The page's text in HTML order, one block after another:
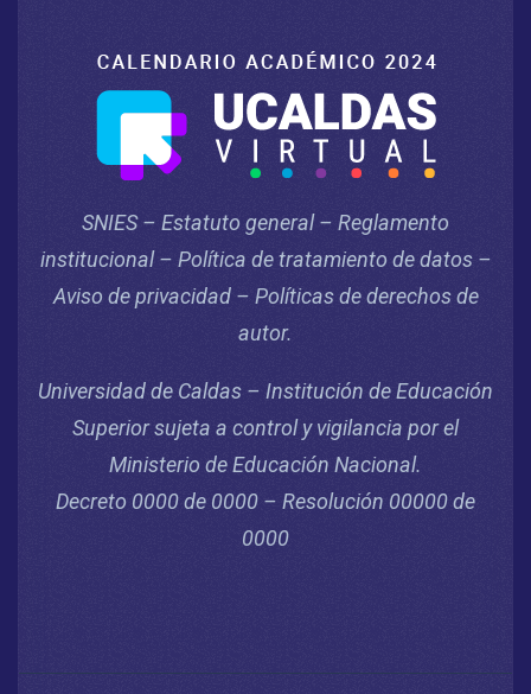
SNIES – Estatuto general – Reglamento
institucional – Política de tratamiento de datos –
Aviso de privacidad – Políticas de derechos de
autor.
Universidad de Caldas – Institución de Educación
Superior sujeta a control y vigilancia por el
Ministerio de Educación Nacional.
Decreto 0000 de 0000 – Resolución 00000 de
0000